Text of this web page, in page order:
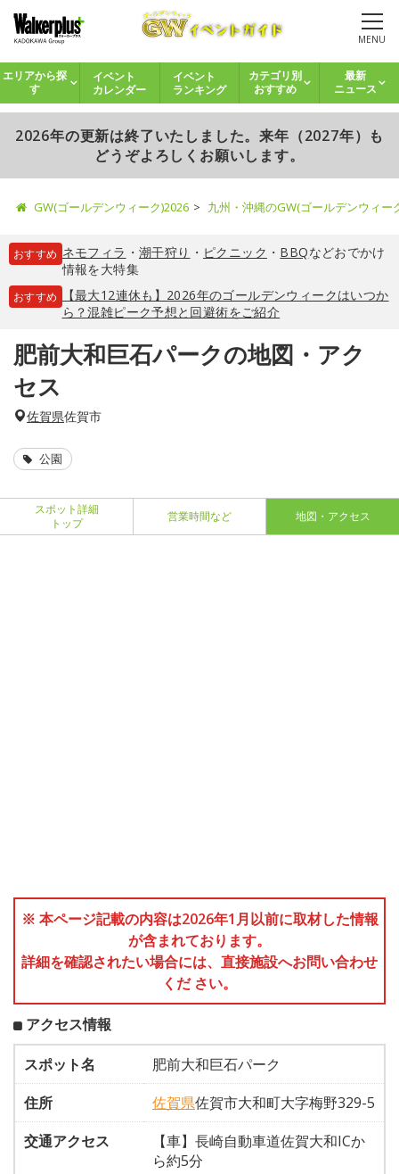
MENU
エリアから探
す
イベント
カレンダー
イベント
ランキング
カテゴリ別
おすすめ
最新
ニュース
2026年の更新は終了いたしました。来年（2027年）も
どうぞよろしくお願いします。
GW(ゴールデンウィーク)2026 九州・沖縄のGW(ゴールデンウィ
おすすめ ネモフィラ ・ 潮干狩り ・ ピクニック ・ BBQなどおでかけ
情報を大特集
おすすめ
【最大12連休も】2026年のゴールデンウィークはいつか
ら？混雑ピーク予想と回避術をご紹介
肥前大和巨石パークの地図・アク
セス
佐賀県佐賀市
公園
スポット詳細
トップ
営業時間など 地図・アクセス
※ 本ページ記載の内容は2026年1月以前に取材した情報
が含まれております。
詳細を確認されたい場合には、直接施設へお問い合わせ
くだ さい。
アクセス情報
スポット名
肥前大和巨石パーク
住所
佐賀県佐賀市大和町大字梅野329-5
交通アクセス
【車】長崎自動車道佐賀大和ICか
ら約5分